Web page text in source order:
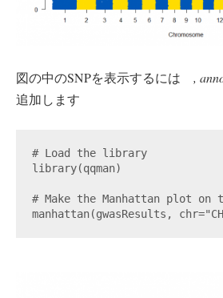
図の中のSNPを表示するには ,
追加します
# Load the library
library(qqman)
# Make the Manhattan plot on
manhattan(gwasResults,